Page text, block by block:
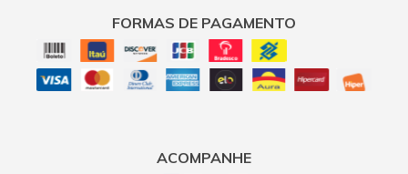
FORMAS DE PAGAMENTO
ACOMPANHE